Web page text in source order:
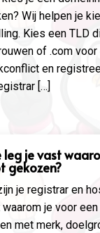
Wij helpen je
Kies een TLD
of .com
en
[…]
leg je vast
gekozen?
je registrar en
je voor
met merk,